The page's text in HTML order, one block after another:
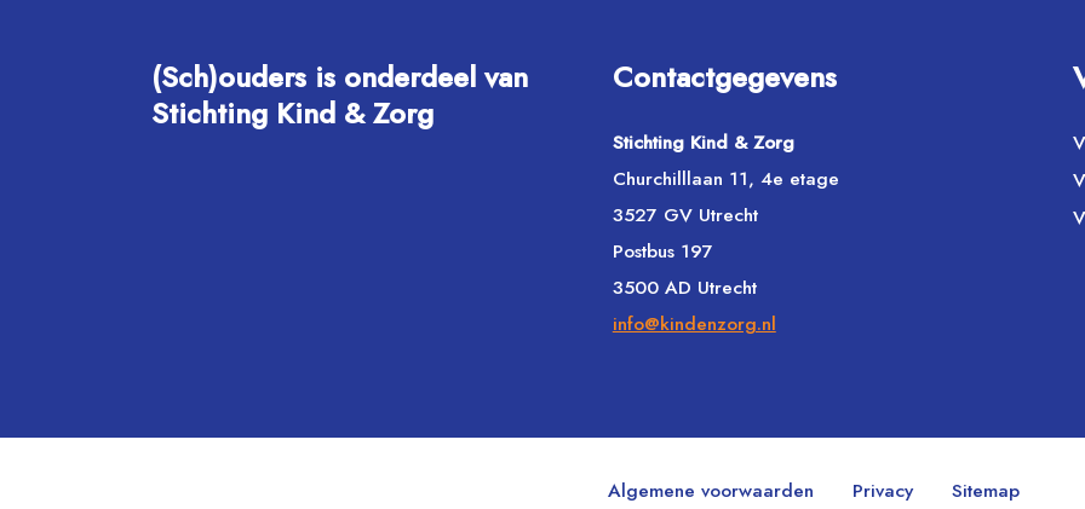
(Sch)ouders is onderdeel van
Stichting Kind & Zorg
Contactgegevens
Stichting Kind & Zorg
Churchilllaan 11, 4e etage
3527 GV Utrecht
Postbus 197
3500 AD Utrecht
info@kindenzorg.nl
Algemene voorwaarden Privacy Sitemap